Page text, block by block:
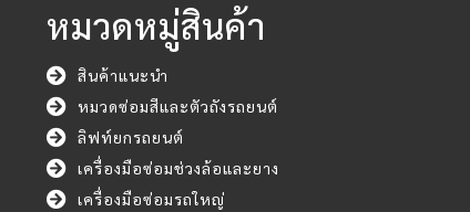
หมวดหมู่สินค้า
สินค้าแนะนำ
หมวดซ่อมสีและตัวถังรถยนต์
ลิฟท์ยกรถยนต์
เครื่องมือซ่อมช่วงล้อและยาง
เครื่องมือซ่อมรถใหญ่